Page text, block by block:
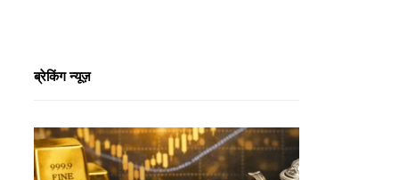
ब्रेकिंग न्यूज़